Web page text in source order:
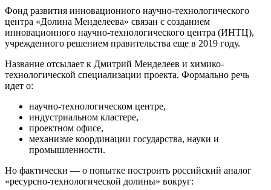
Фонд развития инновационного научно-технологического
центра «Долина Менделеева» связан с созданием
инновационного научно-технологического центра (ИНТЦ),
учрежденного решением правительства еще в 2019 году.
Название отсылает к Дмитрий Менделеев и химико-
технологической специализации проекта. Формально речь
идет о:
научно-технологическом центре,
индустриальном кластере,
проектном офисе,
механизме координации государства, науки и
промышленности.
Но фактически — о попытке построить российский аналог
«ресурсно-технологической долины» вокруг: